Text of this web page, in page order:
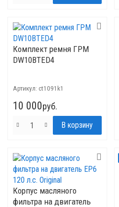
Комплект ремня ГРМ
DW10BTED4
Артикул: ct1091k1
10 000руб.
Корпус масляного
фильтра на двигатель